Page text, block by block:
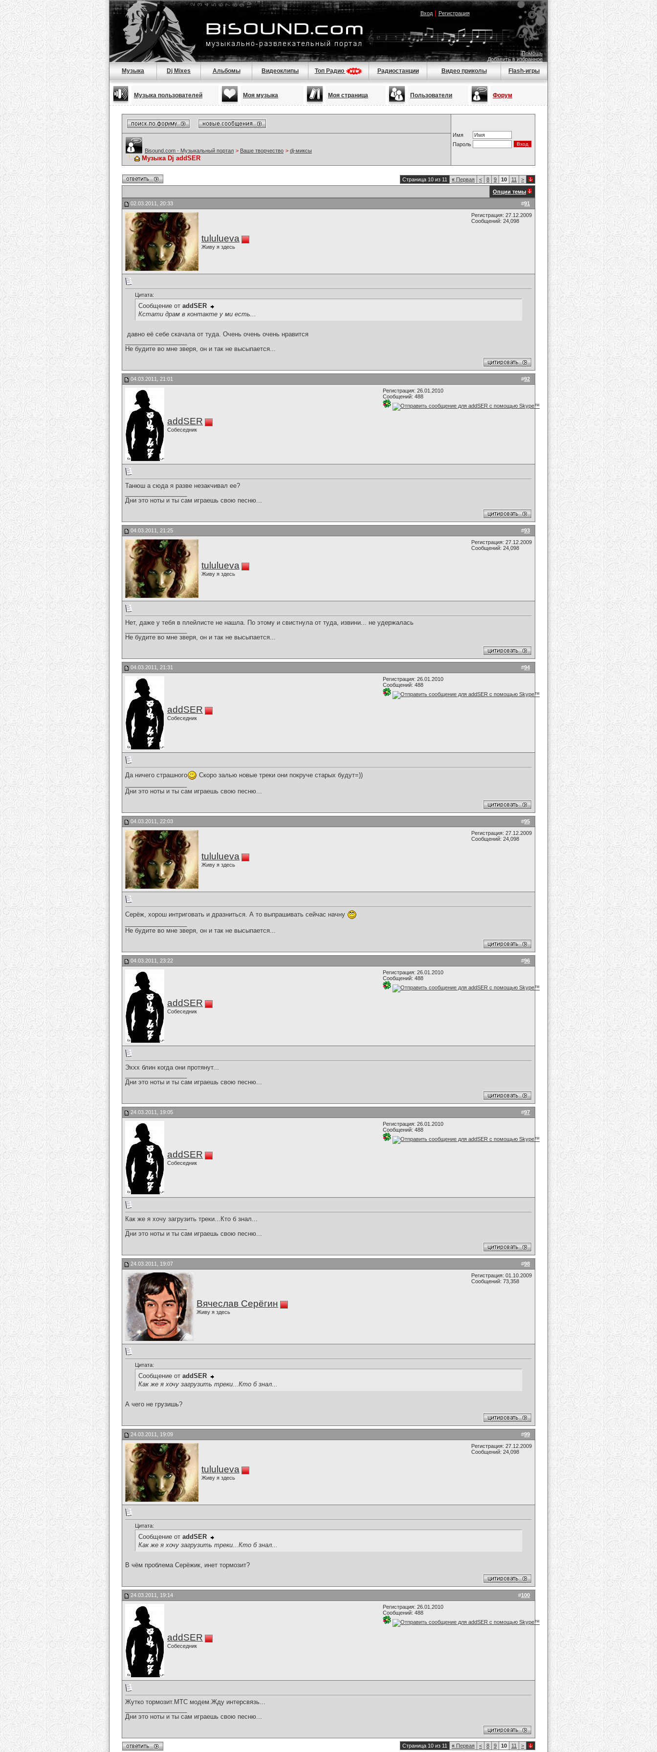
Вход| Регистрация
Помощь
Добавить в избранное
Музыка Dj Mixes Альбомы Видеоклипы Топ Радио Радиостанции Видео приколы Flash-игры
Музыка пользователей Моя музыка Моя страница Пользователи Форум
Имя
Пароль
Bisound.com - Музыкальный портал > Ваше творчество > dj-миксы
Музыка Dj addSER
Страница 10 из 11 « Первая < 8 9 10 11 >
Опции темы
#91
02.03.2011, 20:33
tululueva
Живу я здесь
Регистрация: 27.12.2009
Сообщений: 24,098
Цитата:
Сообщение от addSER
Кстати драм в контакте у ми есть...
давно её себе скачала от туда. Очень очень очень нравится
Не будите во мне зверя, он и так не высыпается...
#92
04.03.2011, 21:01
addSER
Собеседник
Регистрация: 26.01.2010
Сообщений: 488
Танюш а сюда я разве незакчивал ее?
Дни это ноты и ты сам играешь свою песню...
#93
04.03.2011, 21:25
tululueva
Живу я здесь
Регистрация: 27.12.2009
Сообщений: 24,098
Нет, даже у тебя в плейлисте не нашла. По этому и свистнула от туда, извини... не удержалась
Не будите во мне зверя, он и так не высыпается...
#94
04.03.2011, 21:31
addSER
Собеседник
Регистрация: 26.01.2010
Сообщений: 488
Да ничего страшного
Скоро залью новые треки они покруче старых будут=))
Дни это ноты и ты сам играешь свою песню...
#95
04.03.2011, 22:03
tululueva
Живу я здесь
Регистрация: 27.12.2009
Сообщений: 24,098
Серёж, хорош интриговать и дразниться. А то выпрашивать сейчас начну
Не будите во мне зверя, он и так не высыпается...
#96
04.03.2011, 23:22
addSER
Собеседник
Регистрация: 26.01.2010
Сообщений: 488
Эххх блин когда они протянут...
Дни это ноты и ты сам играешь свою песню...
#97
24.03.2011, 19:05
addSER
Собеседник
Регистрация: 26.01.2010
Сообщений: 488
Как же я хочу загрузить треки...Кто б знал...
Дни это ноты и ты сам играешь свою песню...
#98
24.03.2011, 19:07
Вячеслав Серёгин
Живу я здесь
Регистрация: 01.10.2009
Сообщений: 73,358
Цитата:
Сообщение от addSER
Как же я хочу загрузить треки...Кто б знал...
А чего не грузишь?
#99
24.03.2011, 19:09
tululueva
Живу я здесь
Регистрация: 27.12.2009
Сообщений: 24,098
Цитата:
Сообщение от addSER
Как же я хочу загрузить треки...Кто б знал...
В чём проблема Серёжик, инет тормозит?
#100
24.03.2011, 19:14
addSER
Собеседник
Регистрация: 26.01.2010
Сообщений: 488
Жутко тормозит.МТС модем.Жду интерсвязь...
Дни это ноты и ты сам играешь свою песню...
Страница 10 из 11 « Первая < 8 9 10 11 >